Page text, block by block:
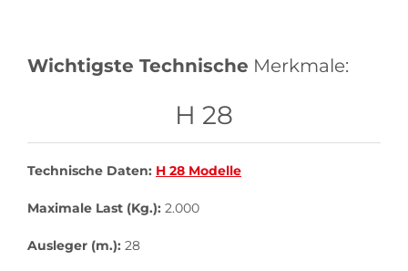
Wichtigste Technische Merkmale:
H 28
Technische Daten: H 28 Modelle
Maximale Last (Kg.): 2.000
Ausleger (m.): 28